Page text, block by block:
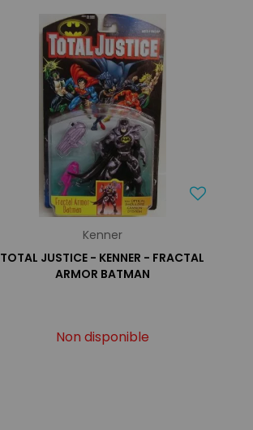
Kenner
TOTAL JUSTICE - KENNER - FRACTAL
ARMOR BATMAN
Non disponible